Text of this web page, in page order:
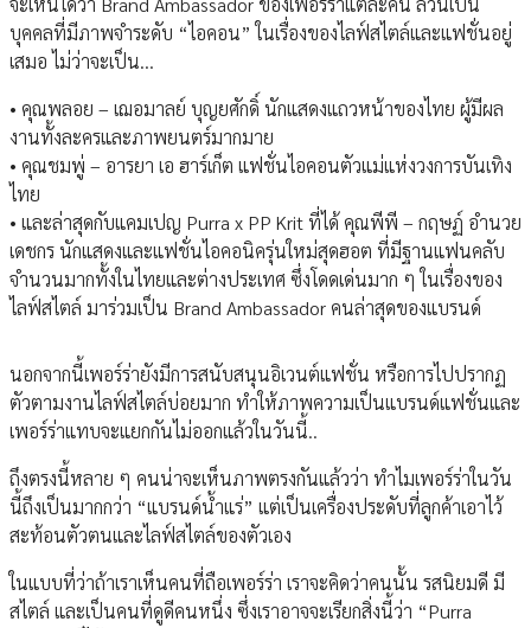
บุคคลที่มีภาพจำระดับ “ไอคอน” ในเรื่องของไลฟ์สไตล์และแฟชั่นอยู่
เสมอ ไม่ว่าจะเป็น…
• คุณพลอย – เฌอมาลย์ บุญยศักดิ์ นักแสดงแถวหน้าของไทย ผู้มีผล
งานทั้งละครและภาพยนตร์มากมาย
• คุณชมพู่ – อารยา เอ ฮาร์เก็ต แฟชั่นไอคอนตัวแม่แห่งวงการบันเทิง
ไทย
• และล่าสุดกับแคมเปญ Purra x PP Krit ที่ได้ คุณพีพี – กฤษฏ์ อำนวย
เดชกร นักแสดงและแฟชั่นไอคอนิครุ่นใหม่สุดฮอต ที่มีฐานแฟนคลับ
จำนวนมากทั้งในไทยและต่างประเทศ ซึ่งโดดเด่นมาก ๆ ในเรื่องของ
ไลฟ์สไตล์ มาร่วมเป็น Brand Ambassador คนล่าสุดของแบรนด์
นอกจากนี้เพอร์ร่ายังมีการสนับสนุนอิเวนต์แฟชั่น หรือการไปปรากฏ
ตัวตามงานไลฟ์สไตล์บ่อยมาก ทำให้ภาพความเป็นแบรนด์แฟชั่นและ
เพอร์ร่าแทบจะแยกกันไม่ออกแล้วในวันนี้..
ถึงตรงนี้หลาย ๆ คนน่าจะเห็นภาพตรงกันแล้วว่า ทำไมเพอร์ร่าในวัน
นี้ถึงเป็นมากกว่า “แบรนด์น้ำแร่” แต่เป็นเครื่องประดับที่ลูกค้าเอาไว้
สะท้อนตัวตนและไลฟ์สไตล์ของตัวเอง
ในแบบที่ว่าถ้าเราเห็นคนที่ถือเพอร์ร่า เราจะคิดว่าคนนั้น รสนิยมดี มี
สไตล์ และเป็นคนที่ดูดีคนหนึ่ง ซึ่งเราอาจจะเรียกสิ่งนี้ว่า “Purra